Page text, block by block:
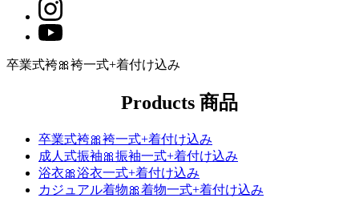
卒業式袴🎀袴一式+着付け込み
Products 商品
卒業式袴🎀袴一式+着付け込み
成人式振袖🎀振袖一式+着付け込み
浴衣🎀浴衣一式+着付け込み
カジュアル着物🎀着物一式+着付け込み